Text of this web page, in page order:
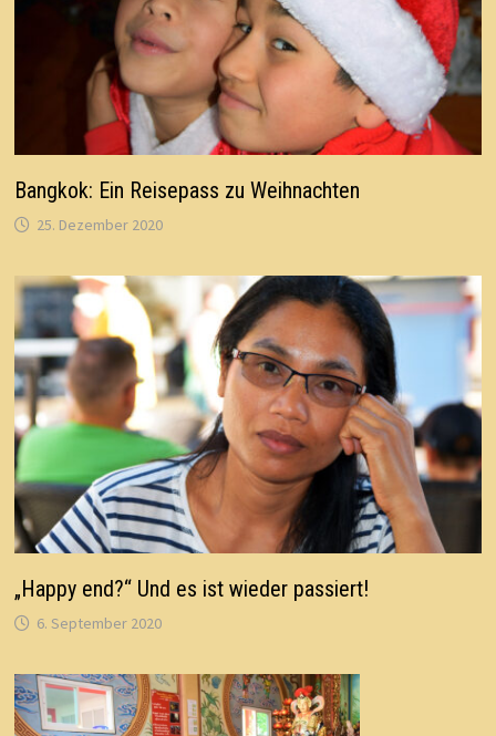
Bangkok: Ein Reisepass zu Weihnachten
25. Dezember 2020
„Happy end?“ Und es ist wieder passiert!
6. September 2020